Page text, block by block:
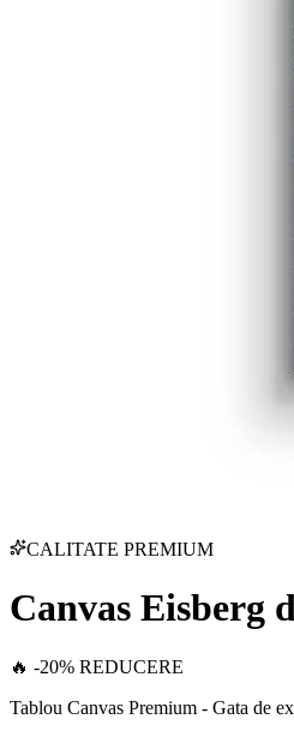
CALITATE PREMIUM
Canvas Eisberg
🔥 -20% REDUCERE
Tablou Canvas Premium - Gata de